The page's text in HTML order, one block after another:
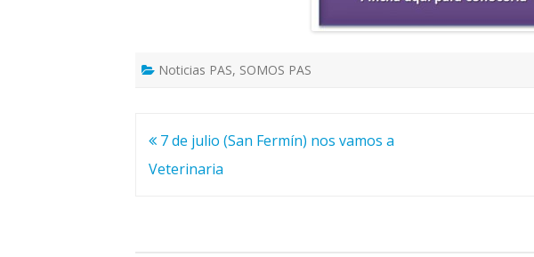
Noticias PAS, SOMOS PAS
Navegación
de
7 de julio (San Fermín) nos vamos a
Veterinaria